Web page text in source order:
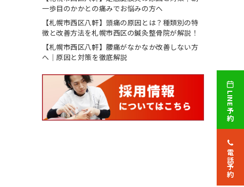
一歩目のかかとの痛みでお悩みの方へ
【札幌市西区八軒】頭痛の原因とは？種類別の特
徴と改善方法を札幌市西区の鍼灸整骨院が解説！
【札幌市西区八軒】腰痛がなかなか改善しない方
へ｜原因と対策を徹底解説
LINE予約
電話予約